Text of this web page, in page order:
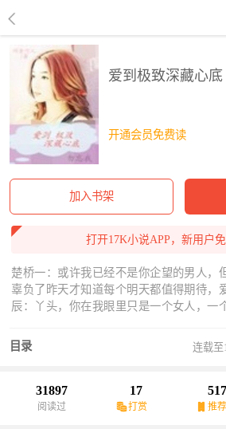
爱到极致深藏心底
开通会员免费读
加入书架
打开17K小说APP，新用户
楚桥一：或许我已经不是你企望的男人，
辜负了昨天才知道每个明天都值得期待，
辰：丫头，你在我眼里只是一个女人，一
契机，没有不在一起的理由，可我们却不
目录 连载至
31897
阅读过
17
打赏 推